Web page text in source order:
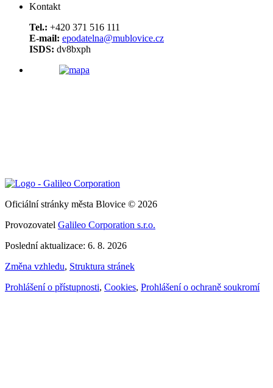
Kontakt
Tel.: +420 371 516 111
E-mail: epodatelna@mublovice.cz
ISDS: dv8bxph
Oficiální stránky města Blovice © 2026
Provozovatel Galileo Corporation s.r.o.
Poslední aktualizace: 6. 8. 2026
Změna vzhledu, Struktura stránek
Prohlášení o přístupnosti, Cookies, Prohlášení o ochraně soukromí